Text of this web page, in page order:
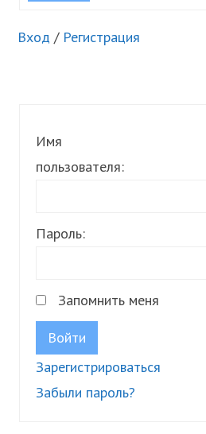
Вход / Регистрация
Имя
пользователя:
Пароль:
Запомнить меня
Войти
Зарегистрироваться
Забыли пароль?